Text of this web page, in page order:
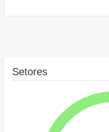
Setores